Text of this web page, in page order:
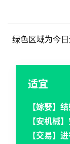
绿色区域为今
适宜
【嫁娶】
【安机械
【交易】